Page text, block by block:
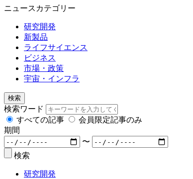
ニュースカテゴリー
研究開発
新製品
ライフサイエンス
ビジネス
市場・政策
宇宙・インフラ
検索
検索ワード
すべての記事
会員限定記事のみ
期間
〜
検索
研究開発